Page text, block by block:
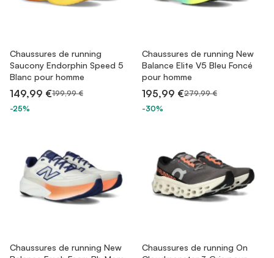
Chaussures de running
Saucony Endorphin Speed 5
Blanc pour homme
149,99 €199,99 €
-25%
Chaussures de running New
Balance Elite V5 Bleu Foncé
pour homme
195,99 €279,99 €
-30%
Chaussures de running New
Chaussures de running On